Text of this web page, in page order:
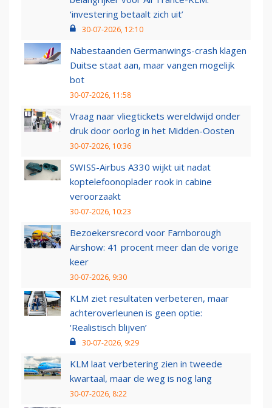
‘investering betaalt zich uit’
30-07-2026, 12:10
Nabestaanden Germanwings-crash klagen
Duitse staat aan, maar vangen mogelijk
bot
30-07-2026, 11:58
Vraag naar vliegtickets wereldwijd onder
druk door oorlog in het Midden-Oosten
30-07-2026, 10:36
SWISS-Airbus A330 wijkt uit nadat
koptelefoonoplader rook in cabine
veroorzaakt
30-07-2026, 10:23
Bezoekersrecord voor Farnborough
Airshow: 41 procent meer dan de vorige
keer
30-07-2026, 9:30
KLM ziet resultaten verbeteren, maar
achteroverleunen is geen optie:
‘Realistisch blijven’
30-07-2026, 9:29
KLM laat verbetering zien in tweede
kwartaal, maar de weg is nog lang
30-07-2026, 8:22